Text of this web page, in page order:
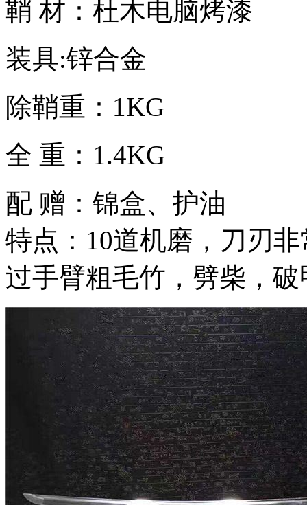
鞘 材：杜木电脑烤漆
装具:锌合金
除鞘重：1KG
全 重：1.4KG
配 赠：锦盒、护油
特点：10道机磨，刀刃
过手臂粗毛竹，劈柴，